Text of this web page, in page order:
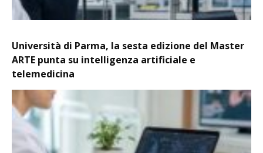
Università di Parma, la sesta edizione del Master
ARTE punta su intelligenza artificiale e
telemedicina